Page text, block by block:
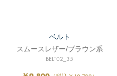
ベルト
スムースレザー/ブラウン系
BELT02_35